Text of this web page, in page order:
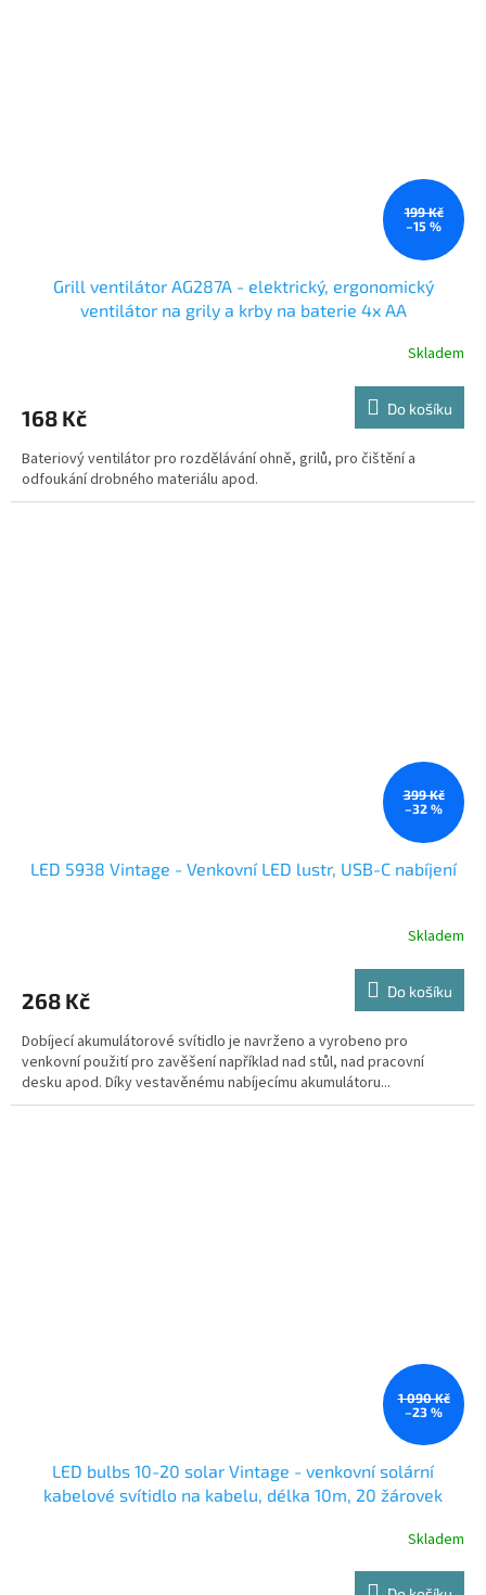
199 Kč
–15 %
Grill ventilátor AG287A - elektrický, ergonomický
ventilátor na grily a krby na baterie 4x AA
Skladem
168 Kč Do košíku
Bateriový ventilátor pro rozdělávání ohně, grilů, pro čištění a
odfoukání drobného materiálu apod.
399 Kč
–32 %
LED 5938 Vintage - Venkovní LED lustr, USB-C nabíjení
Skladem
268 Kč Do košíku
Dobíjecí akumulátorové svítidlo je navrženo a vyrobeno pro
venkovní použití pro zavěšení například nad stůl, nad pracovní
desku apod. Díky vestavěnému nabíjecímu akumulátoru...
1 090 Kč
–23 %
LED bulbs 10-20 solar Vintage - venkovní solární
kabelové svítidlo na kabelu, délka 10m, 20 žárovek
Skladem